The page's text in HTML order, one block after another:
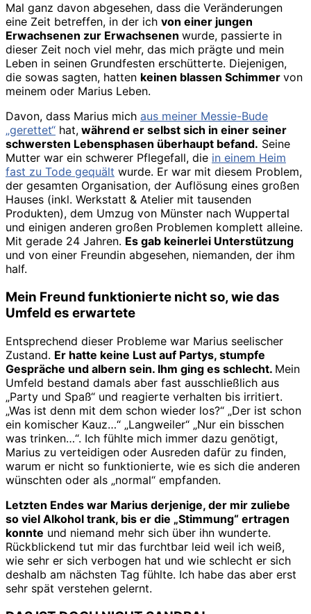
Mal ganz davon abgesehen, dass die Veränderungen
eine Zeit betreffen, in der ich von einer jungen
Erwachsenen zur Erwachsenen wurde, passierte in
dieser Zeit noch viel mehr, das mich prägte und mein
Leben in seinen Grundfesten erschütterte. Diejenigen,
die sowas sagten, hatten keinen blassen Schimmer von
meinem oder Marius Leben.
Davon, dass Marius mich aus meiner Messie-Bude
„gerettet“ hat, während er selbst sich in einer seiner
schwersten Lebensphasen überhaupt befand. Seine
Mutter war ein schwerer Pflegefall, die in einem Heim
fast zu Tode gequält wurde. Er war mit diesem Problem,
der gesamten Organisation, der Auflösung eines großen
Hauses (inkl. Werkstatt & Atelier mit tausenden
Produkten), dem Umzug von Münster nach Wuppertal
und einigen anderen großen Problemen komplett alleine.
Mit gerade 24 Jahren. Es gab keinerlei Unterstützung
und von einer Freundin abgesehen, niemanden, der ihm
half.
Mein Freund funktionierte nicht so, wie das
Umfeld es erwartete
Entsprechend dieser Probleme war Marius seelischer
Zustand. Er hatte keine Lust auf Partys, stumpfe
Gespräche und albern sein. Ihm ging es schlecht. Mein
Umfeld bestand damals aber fast ausschließlich aus
„Party und Spaß“ und reagierte verhalten bis irritiert.
„Was ist denn mit dem schon wieder los?“ „Der ist schon
ein komischer Kauz…“ „Langweiler“ „Nur ein bisschen
was trinken…“. Ich fühlte mich immer dazu genötigt,
Marius zu verteidigen oder Ausreden dafür zu finden,
warum er nicht so funktionierte, wie es sich die anderen
wünschten oder als „normal“ empfanden.
Letzten Endes war Marius derjenige, der mir zuliebe
so viel Alkohol trank, bis er die „Stimmung“ ertragen
konnte und niemand mehr sich über ihn wunderte.
Rückblickend tut mir das furchtbar leid weil ich weiß,
wie sehr er sich verbogen hat und wie schlecht er sich
deshalb am nächsten Tag fühlte. Ich habe das aber erst
sehr spät verstehen gelernt.